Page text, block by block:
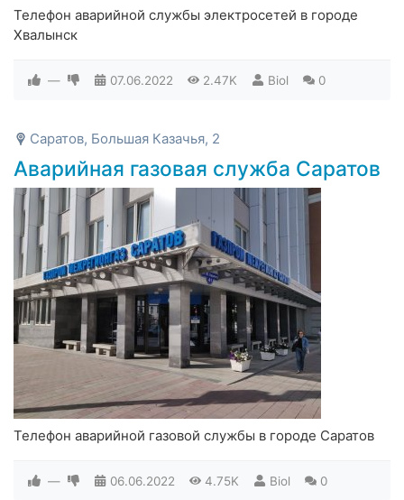
Телефон аварийной службы электросетей в городе
Хвалынск
— 07.06.2022 2.47K Biol 0
Саратов, Большая Казачья, 2
Аварийная газовая служба Саратов
Телефон аварийной газовой службы в городе Саратов
— 06.06.2022 4.75K Biol 0